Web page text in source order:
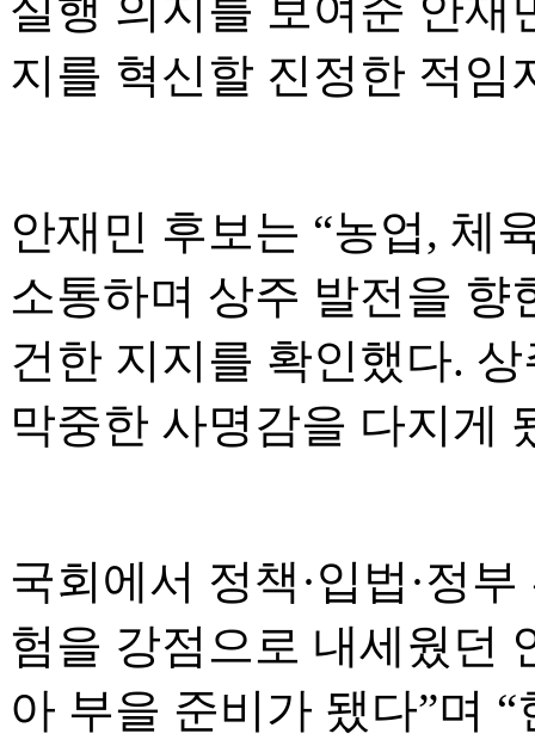
지를 혁신할 진정한 적임
안재민 후보는 “농업, 체
소통하며 상주 발전을 향
건한 지지를 확인했다.
막중한 사명감을 다지게
국회에서 정책·입법·정
험을 강점으로 내세웠던
아 부을 준비가 됐다”며